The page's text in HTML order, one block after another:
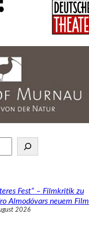
Fest“ – Filmkritik zu
Almodóvars neuem Film
2026